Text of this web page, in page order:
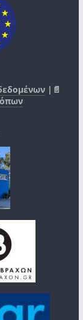
|📄